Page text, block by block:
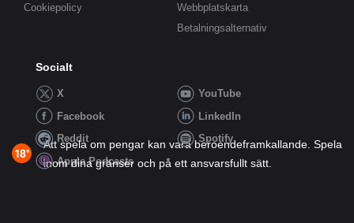
Cookiepolicy
Webbplatskarta
Betalningsalternativ
Socialt
X
YouTube
Facebook
LinkedIn
Reddit
Spotify
Apple Podcasts
Att spela om pengar kan vara beroendeframkallande. Spela
inom dina gränser och på ett ansvarsfullt sätt.